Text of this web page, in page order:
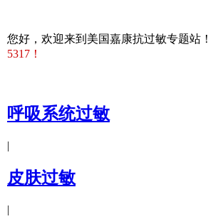
您好，欢迎来到美国嘉康抗过敏专题站！
5317！
呼吸系统过敏
|
皮肤过敏
|